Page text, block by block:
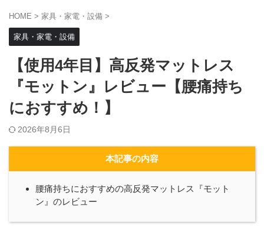
HOME > 家具・家電・設備 >
家具・家電・設備
【使用4年目】高反発マットレス
『モットン』レビュー【腰痛持ち
におすすめ！】
2026年8月6日
本記事の内容
腰痛持ちにおすすめの高反発マットレス『モット
ン』のレビュー